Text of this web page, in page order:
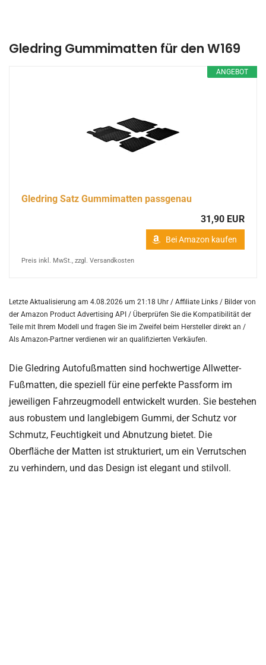
Gledring Gummimatten für den W169
ANGEBOT
Gledring Satz Gummimatten passgenau
31,90 EUR
Bei Amazon kaufen
Preis inkl. MwSt., zzgl. Versandkosten
Letzte Aktualisierung am 4.08.2026 um 21:18 Uhr / Affiliate Links / Bilder von
der Amazon Product Advertising API / Überprüfen Sie die Kompatibilität der
Teile mit Ihrem Modell und fragen Sie im Zweifel beim Hersteller direkt an /
Als Amazon-Partner verdienen wir an qualifizierten Verkäufen.
Die Gledring Autofußmatten sind hochwertige Allwetter-
Fußmatten, die speziell für eine perfekte Passform im
jeweiligen Fahrzeugmodell entwickelt wurden. Sie bestehen
aus robustem und langlebigem Gummi, der Schutz vor
Schmutz, Feuchtigkeit und Abnutzung bietet. Die
Oberfläche der Matten ist strukturiert, um ein Verrutschen
zu verhindern, und das Design ist elegant und stilvoll.